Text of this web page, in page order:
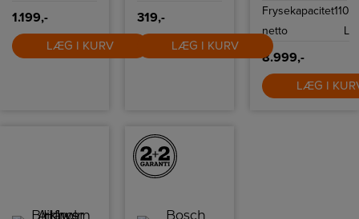
1.199,-
LÆG I KURV
319,-
LÆG I KURV
behov.
Frysekapacitet
netto
110
L
8.999,-
LÆG I